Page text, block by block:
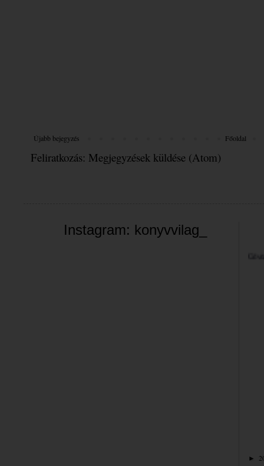
Újabb bejegyzés Főoldal
Feliratkozás: Megjegyzések küldése (Atom)
Instagram: konyvvilag_
►